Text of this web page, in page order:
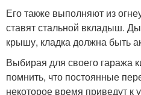
Его также выполняют из
ставят стальной вкладыш.
крышу, кладка должна быть
Выбирая для своего гаража
помнить, что постоянные
некоторое время приведут к